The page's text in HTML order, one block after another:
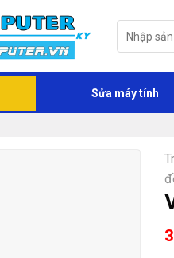
kiếm:
Sửa máy tính